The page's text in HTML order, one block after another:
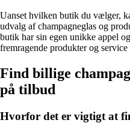
Uanset hvilken butik du vælger,
udvalg af champagneglas og
butik har sin egen unikke appel
fremragende produkter og
Find billige
på tilbud
Hvorfor det er vigtigt at